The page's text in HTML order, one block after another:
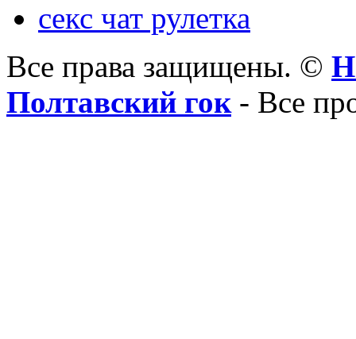
секс чат рулетка
Все права защищены. ©
Полтавский гок- Все